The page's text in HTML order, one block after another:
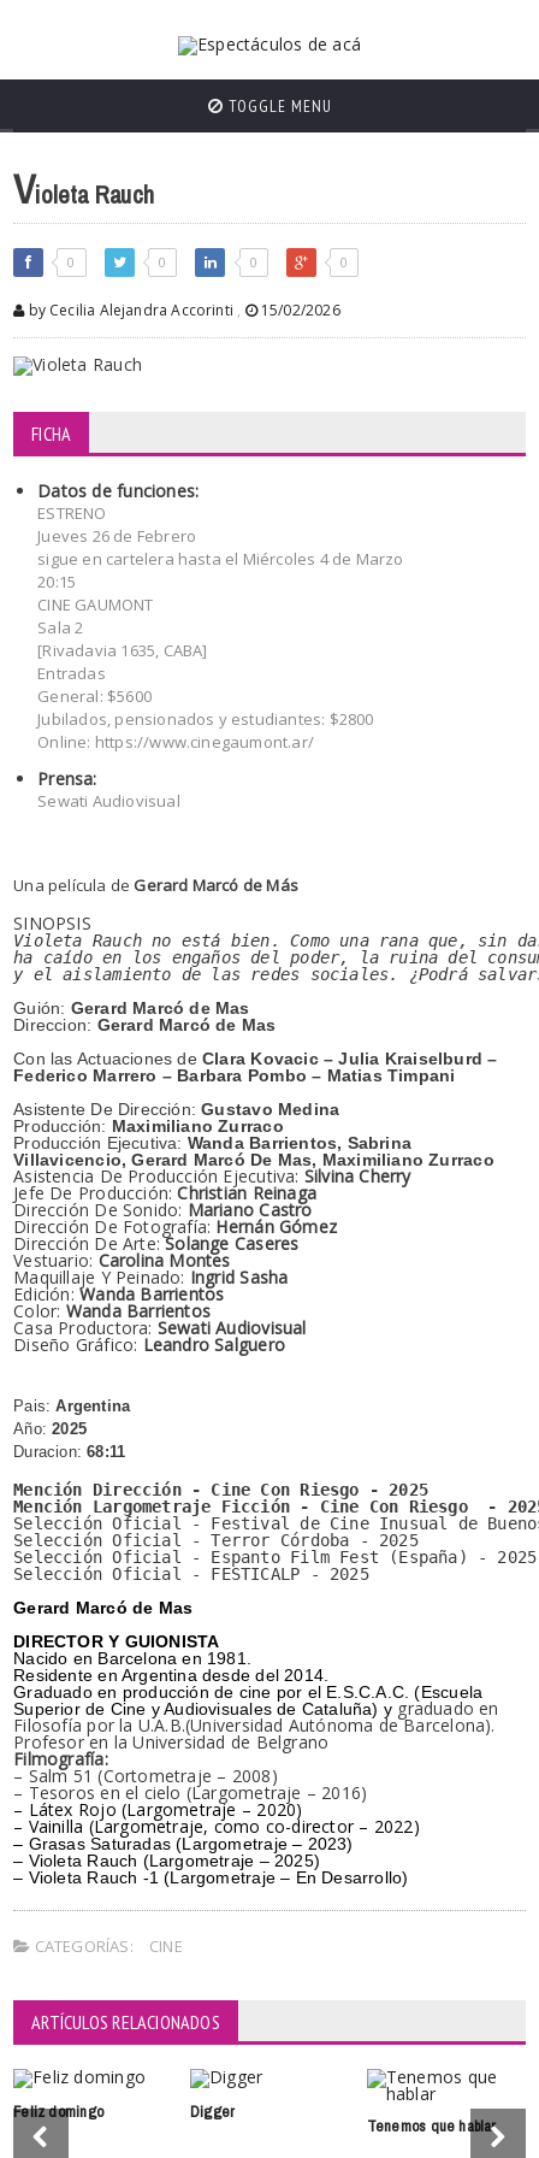
TOGGLE MENU
Violeta Rauch
0 0 0 0
by Cecilia Alejandra Accorinti , 15/02/2026
FICHA
Datos de funciones:
ESTRENO
Jueves 26 de Febrero
sigue en cartelera hasta el Miércoles 4 de Marzo
20:15
CINE GAUMONT
Sala 2
[Rivadavia 1635, CABA]
Entradas
General: $5600
Jubilados, pensionados y estudiantes: $2800
Online: https://www.cinegaumont.ar/
Prensa:
Sewati Audiovisual
Una película de Gerard Marcó de Más
SINOPSIS
Violeta Rauch no está bien. Como una rana que, sin
ha caído en los engaños del poder, la ruina del
y el aislamiento de las redes sociales. ¿Podrá
Guión: Gerard Marcó de Mas
Direccion: Gerard Marcó de Mas
Con las Actuaciones deClara Kovacic – Julia Kraiselburd –
Federico Marrero – Barbara Pombo – Matias Timpani
Asistente De Dirección:Gustavo Medina
Producción: Maximiliano Zurraco
Producción Ejecutiva: Wanda Barrientos, Sabrina
Villavicencio, Gerard Marcó De Mas, Maximiliano Zurraco
Asistencia De Producción Ejecutiva: Silvina Cherry
Jefe De Producción:Christian Reinaga
Dirección De Sonido: Mariano Castro
Dirección De Fotografía: Hernán Gómez
Dirección De Arte:Solange Caseres
Vestuario: Carolina Montes
Maquillaje Y Peinado: Ingrid Sasha
Edición:Wanda Barrientos
Color: Wanda Barrientos
Casa Productora: Sewati Audiovisual
Diseño Gráfico: Leandro Salguero
Pais:Argentina
Año:2025
Duracion:68:11
Mención Dirección - Cine Con Riesgo - 2025
Mención Largometraje Ficción - Cine Con Riesgo
-
Selección Oficial - Festival de Cine Inusual de
Selección Oficial - Terror Córdoba - 2025
Selección Oficial - Espanto Film Fest (España) - 2025
Selección Oficial - FESTICALP - 2025
Gerard Marcó de Mas
DIRECTOR Y GUIONISTA
Nacido en Barcelona en 1981.
Residente en Argentina desde del 2014.
Graduado en producción de cine por el E.S.C.A.C. (Escuela
Superior de Cine y Audiovisuales de Cataluña) y graduado en
Filosofía por la U.A.B.(Universidad Autónoma de Barcelona).
Profesor en la Universidad de Belgrano
Filmografía:
– Salm 51 (Cortometraje – 2008)
– Tesoros en el cielo (Largometraje – 2016)
– Látex Rojo (Largometraje – 2020)
– Vainilla (Largometraje, como co-director – 2022)
– Grasas Saturadas (Largometraje – 2023)
– Violeta Rauch (Largometraje – 2025)
– Violeta Rauch -1 (Largometraje – En Desarrollo)
CATEGORÍAS: CINE
ARTÍCULOS RELACIONADOS
Feliz domingo Digger
Tenemos que hablar